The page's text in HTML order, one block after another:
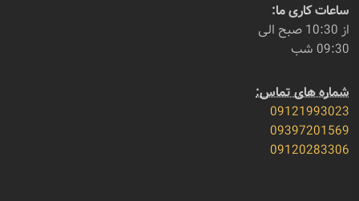
ساعات کاری ما:
از 10:30 صبح الی
09:30 شب
شماره های تماس:
09121993023
09397201569
09120283306